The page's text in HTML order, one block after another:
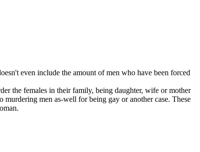
even include the amount of men who have been forced
the females in their family, being daughter, wife or mother
men as-well for being gay or another case. These